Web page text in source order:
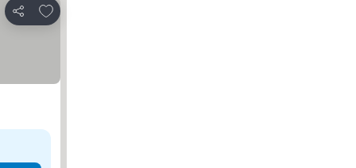
แชร์
เพิ่มในรายการโปรด